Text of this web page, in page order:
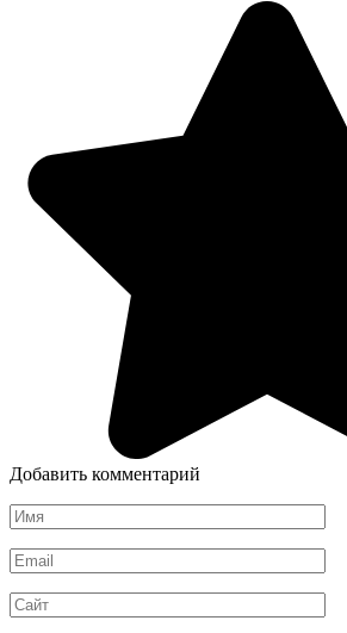
Добавить комментарий
Имя
*
Email
*
Сайт